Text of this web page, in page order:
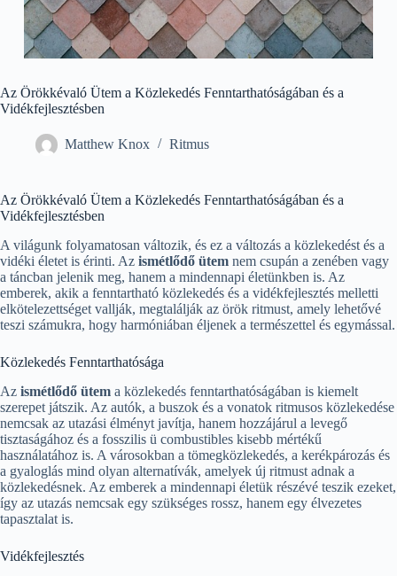
Az Örökkévaló Ütem a Közlekedés Fenntarthatóságában és a
Vidékfejlesztésben
Matthew Knox Ritmus
Az Örökkévaló Ütem a Közlekedés Fenntarthatóságában és a
Vidékfejlesztésben
A világunk folyamatosan változik, és ez a változás a közlekedést és a
vidéki életet is érinti. Az ismétlődő ütem nem csupán a zenében vagy
a táncban jelenik meg, hanem a mindennapi életünkben is. Az
emberek, akik a fenntartható közlekedés és a vidékfejlesztés melletti
elkötelezettséget vallják, megtalálják az örök ritmust, amely lehetővé
teszi számukra, hogy harmóniában éljenek a természettel és egymással.
Közlekedés Fenntarthatósága
Az ismétlődő ütem a közlekedés fenntarthatóságában is kiemelt
szerepet játszik. Az autók, a buszok és a vonatok ritmusos közlekedése
nemcsak az utazási élményt javítja, hanem hozzájárul a levegő
tisztaságához és a fosszilis ü combustibles kisebb mértékű
használatához is. A városokban a tömegközlekedés, a kerékpározás és
a gyaloglás mind olyan alternatívák, amelyek új ritmust adnak a
közlekedésnek. Az emberek a mindennapi életük részévé teszik ezeket,
így az utazás nemcsak egy szükséges rossz, hanem egy élvezetes
tapasztalat is.
Vidékfejlesztés